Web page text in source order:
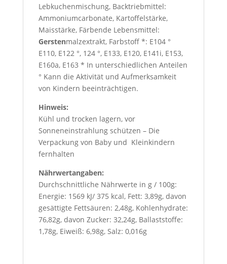
Lebkuchenmischung, Backtriebmittel:
Ammoniumcarbonate, Kartoffelstärke,
Maisstärke, Färbende Lebensmittel:
Gerstenmalzextrakt, Farbstoff *: E104 °
E110, E122 °, 124 °, E133, E120, E141i, E153,
E160a, E163 * In unterschiedlichen Anteilen
° Kann die Aktivität und Aufmerksamkeit
von Kindern beeinträchtigen.
Hinweis:
Kühl und trocken lagern, vor
Sonneneinstrahlung schützen – Die
Verpackung von Baby und Kleinkindern
fernhalten
Nährwertangaben:
Durchschnittliche Nährwerte in g / 100g:
Energie: 1569 kJ/ 375 kcal, Fett: 3,89g, davon
gesättigte Fettsäuren: 2,48g, Kohlenhydrate:
76,82g, davon Zucker: 32,24g, Ballaststoffe:
1,78g, Eiweiß: 6,98g, Salz: 0,016g